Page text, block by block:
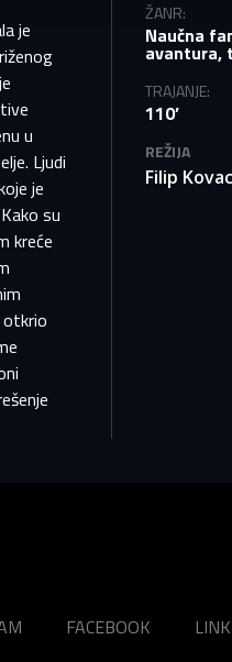
vas
je
u
Ljudi
je
su
kreće
otkrio
ŽANR:
Naučna
avantura,
TRAJANJE:
110’
REŽIJA
Filip
FACEBOOK